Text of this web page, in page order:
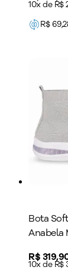
10x de R$
R$
Bota
Anabela
Price:
R$
10x de R$